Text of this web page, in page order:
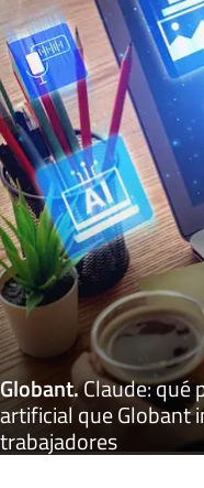
Globant.Claude: qué
artificial que Globant
trabajadores